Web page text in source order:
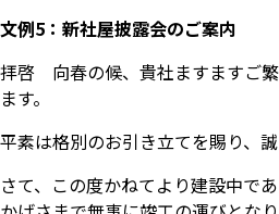
文例5：新社屋披露会のご案内
拝啓 向春の候、貴社ますますご
ます。
平素は格別のお引き立てを賜り、
さて、この度かねてより建設中で